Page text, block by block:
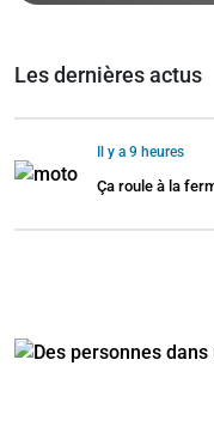
Les dernières actus
Il y a 9 heures
Ça roule à la